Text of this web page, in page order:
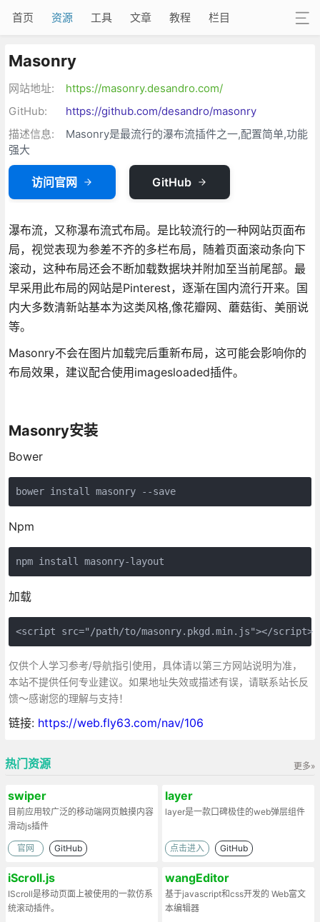
首页 资源 工具 文章 教程 栏目
Masonry
网站地址:
https://masonry.desandro.com/
GitHub:
https://github.com/desandro/masonry
描述信息:
Masonry是最流行的瀑布流插件之一,配置简单,功能
强大
访问官网 GitHub
瀑布流，又称瀑布流式布局。是比较流行的一种网站页面布
局，视觉表现为参差不齐的多栏布局，随着页面滚动条向下
滚动，这种布局还会不断加载数据块并附加至当前尾部。最
早采用此布局的网站是Pinterest，逐渐在国内流行开来。国
内大多数清新站基本为这类风格,像花瓣网、蘑菇街、美丽说
等。
Masonry不会在图片加载完后重新布局，这可能会影响你的
布局效果，建议配合使用imagesloaded插件。
Masonry安装
Bower
bower install masonry --save
Npm
npm install masonry-layout
加载
<script src="/path/to/masonry.pkgd.min.js"></script>
仅供个人学习参考/导航指引使用，具体请以第三方网站说明为准，
本站不提供任何专业建议。如果地址失效或描述有误，请联系站长反
馈～感谢您的理解与支持！
链接: https://web.fly63.com/nav/106
更多»
热门资源
swiper
目前应用较广泛的移动端网页触摸内容
滑动js插件
官网 GitHub
layer
layer是一款口碑极佳的web弹层组件
点击进入 GitHub
iScroll.js
IScroll是移动页面上被使用的一款仿系
统滚动插件。
wangEditor
基于javascript和css开发的 Web富文
本编辑器